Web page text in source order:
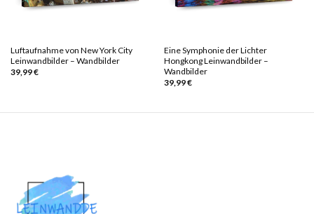
Luftaufnahme von New York City
Leinwandbilder – Wandbilder
39,99€
Eine Symphonie der Lichter
Hongkong Leinwandbilder –
Wandbilder
39,99€